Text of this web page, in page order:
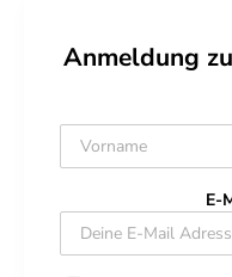
Anmeldung
E-